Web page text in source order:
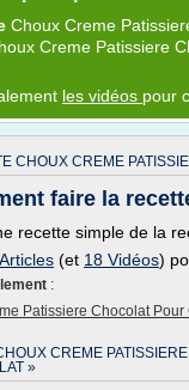
Choux Creme
Creme Patissiere
les vidéos pour
CHOUX CREME
faire la
recette simple de la
(et 18 Vidéos)
:
Patissiere Chocolat Pour
CREME PATISSIERE
»